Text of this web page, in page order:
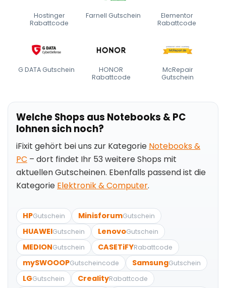
Hostinger
Rabattcode
Farnell Gutschein
Elementor
Rabattcode
G DATA Gutschein
HONOR
Rabattcode
McRepair
Gutschein
Welche Shops aus Notebooks & PC
lohnen sich noch?
iFixit gehört bei uns zur Kategorie Notebooks &
PC – dort findet Ihr 53 weitere Shops mit
aktuellen Gutscheinen. Ebenfalls passend ist die
Kategorie Elektronik & Computer.
HPGutschein MinisforumGutschein
HUAWEIGutschein LenovoGutschein
MEDIONGutschein CASETiFYRabattcode
mySWOOOPGutscheincode SamsungGutschein
LGGutschein CrealityRabattcode